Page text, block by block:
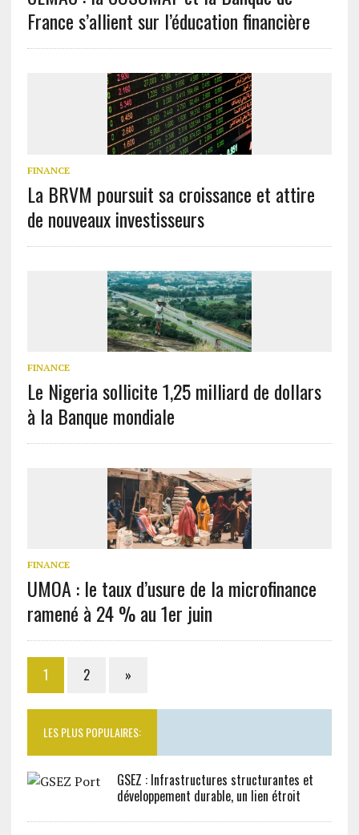
France s’allient sur l’éducation financière
FINANCE
La BRVM poursuit sa croissance et attire
de nouveaux investisseurs
FINANCE
Le Nigeria sollicite 1,25 milliard de dollars
à la Banque mondiale
FINANCE
UMOA : le taux d’usure de la microfinance
ramené à 24 % au 1er juin
1 2 »
LES PLUS POPULAIRES:
GSEZ : Infrastructures structurantes et
développement durable, un lien étroit